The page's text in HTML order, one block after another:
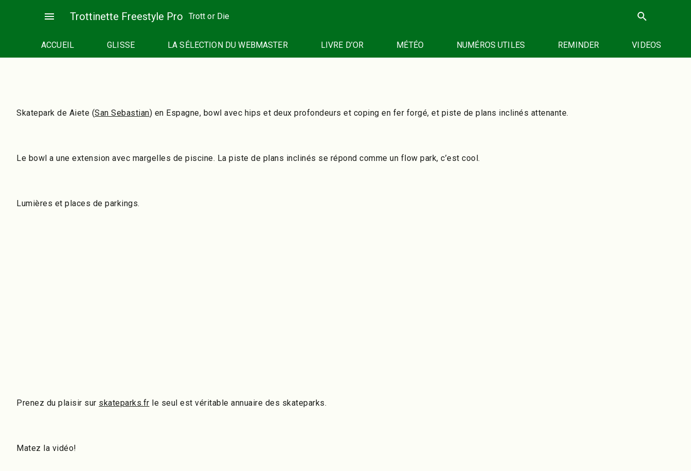
menu Trottinette Freestyle Pro Trott or Die search
ACCUEIL GLISSE LA SÉLECTION DU WEBMASTER LIVRE D’OR MÉTÉO NUMÉROS UTILES REMINDER VIDEOS
Skatepark de Aiete (San Sebastian) en Espagne, bowl avec hips et deux profondeurs et coping en fer forgé, et piste de plans inclinés attenante.
Le bowl a une extension avec margelles de piscine. La piste de plans inclinés se répond comme un flow park, c’est cool.
Lumières et places de parkings.
Prenez du plaisir sur skateparks.fr le seul est véritable annuaire des skateparks.
Matez la vidéo!